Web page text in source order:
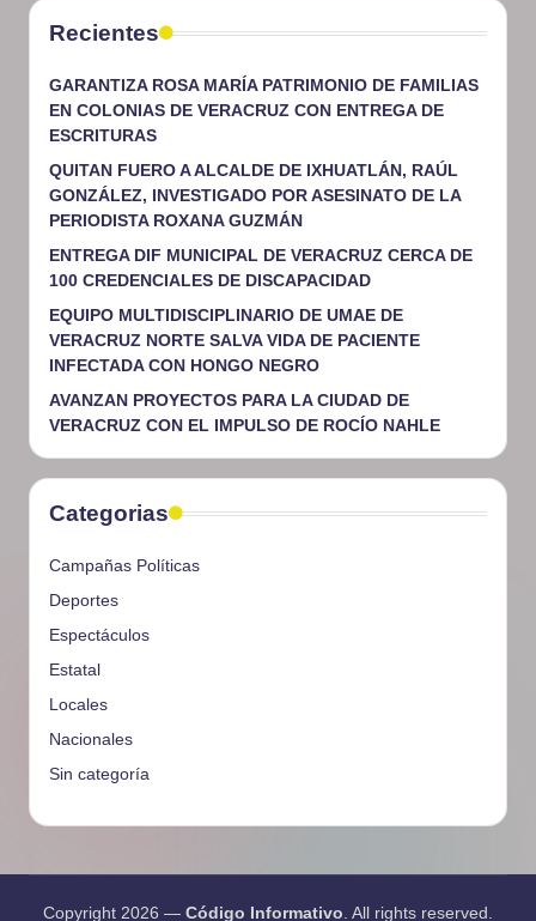
Recientes
GARANTIZA ROSA MARÍA PATRIMONIO DE FAMILIAS
EN COLONIAS DE VERACRUZ CON ENTREGA DE
ESCRITURAS
QUITAN FUERO A ALCALDE DE IXHUATLÁN, RAÚL
GONZÁLEZ, INVESTIGADO POR ASESINATO DE LA
PERIODISTA ROXANA GUZMÁN
ENTREGA DIF MUNICIPAL DE VERACRUZ CERCA DE
100 CREDENCIALES DE DISCAPACIDAD
EQUIPO MULTIDISCIPLINARIO DE UMAE DE
VERACRUZ NORTE SALVA VIDA DE PACIENTE
INFECTADA CON HONGO NEGRO
AVANZAN PROYECTOS PARA LA CIUDAD DE
VERACRUZ CON EL IMPULSO DE ROCÍO NAHLE
Categorias
Campañas Políticas
Deportes
Espectáculos
Estatal
Locales
Nacionales
Sin categoría
Copyright 2026 — Código Informativo . All rights reserved.